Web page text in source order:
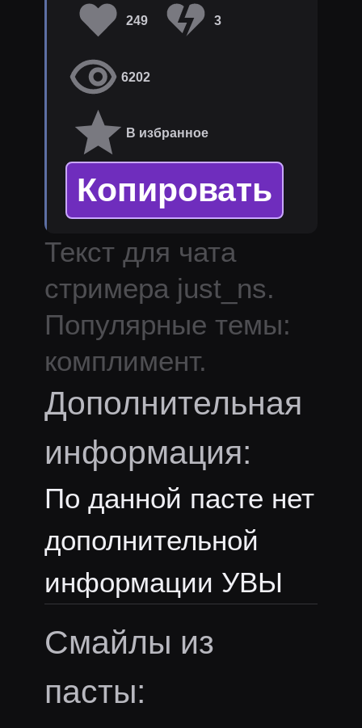
249 3
6202
В избранное
Копировать
Текст для чата
стримера just_ns.
Популярные темы:
комплимент.
Дополнительная
информация:
По данной пасте нет
дополнительной
информации УВЫ
Смайлы из
пасты: